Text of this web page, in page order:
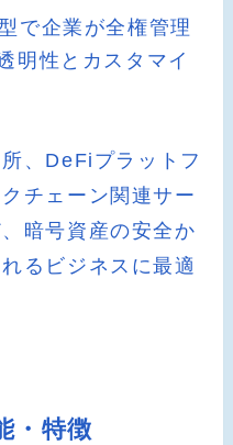
で企業が全権管理
明性とカスタマイ
、DeFiプラットフ
チェーン関連サー
暗号資産の安全か
るビジネスに最適
・特徴